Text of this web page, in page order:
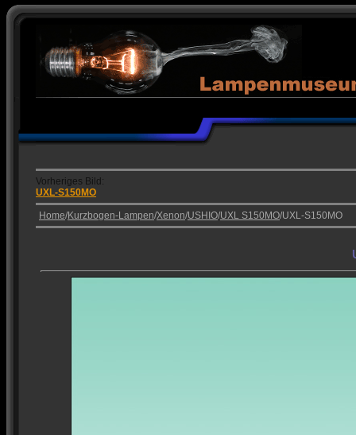
Vorheriges Bild:
UXL-S150MO
Home/Kurzbogen-Lampen/Xenon/USHIO/UXL S150MO/UXL-S150MO